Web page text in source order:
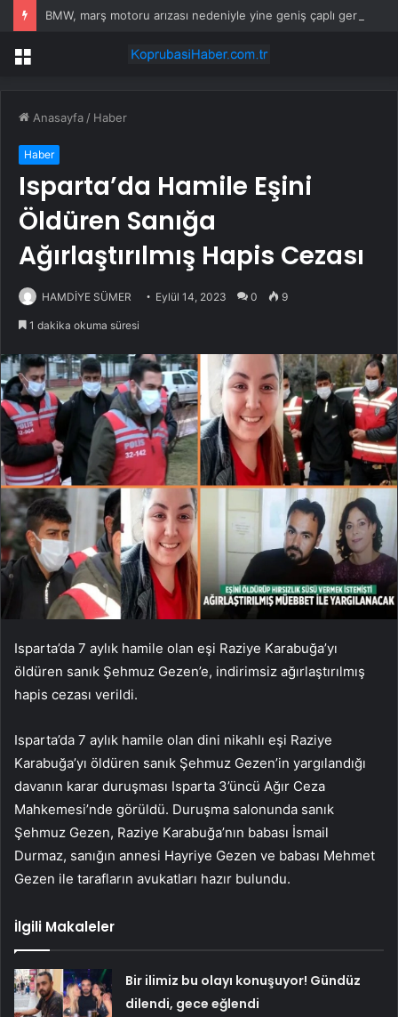
Menü
Anasayfa / Haber
Haber
Isparta’da Hamile Eşini
Öldüren Sanığa
Ağırlaştırılmış Hapis Cezası
HAMDİYE SÜMER Eylül 14, 2023 0 9
1 dakika okuma süresi
Isparta’da 7 aylık hamile olan eşi Raziye Karabuğa’yı
öldüren sanık Şehmuz Gezen’e, indirimsiz ağırlaştırılmış
hapis cezası verildi.
Isparta’da 7 aylık hamile olan dini nikahlı eşi Raziye
Karabuğa’yı öldüren sanık Şehmuz Gezen’in yargılandığı
davanın karar duruşması Isparta 3’üncü Ağır Ceza
Mahkemesi’nde görüldü. Duruşma salonunda sanık
Şehmuz Gezen, Raziye Karabuğa’nın babası İsmail
Durmaz, sanığın annesi Hayriye Gezen ve babası Mehmet
Gezen ile tarafların avukatları hazır bulundu.
İlgili Makaleler
Bir ilimiz bu olayı konuşuyor! Gündüz
dilendi, gece eğlendi